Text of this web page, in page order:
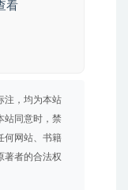
看
注，均为本站
站同意时，禁
何网站、书籍
著者的合法权